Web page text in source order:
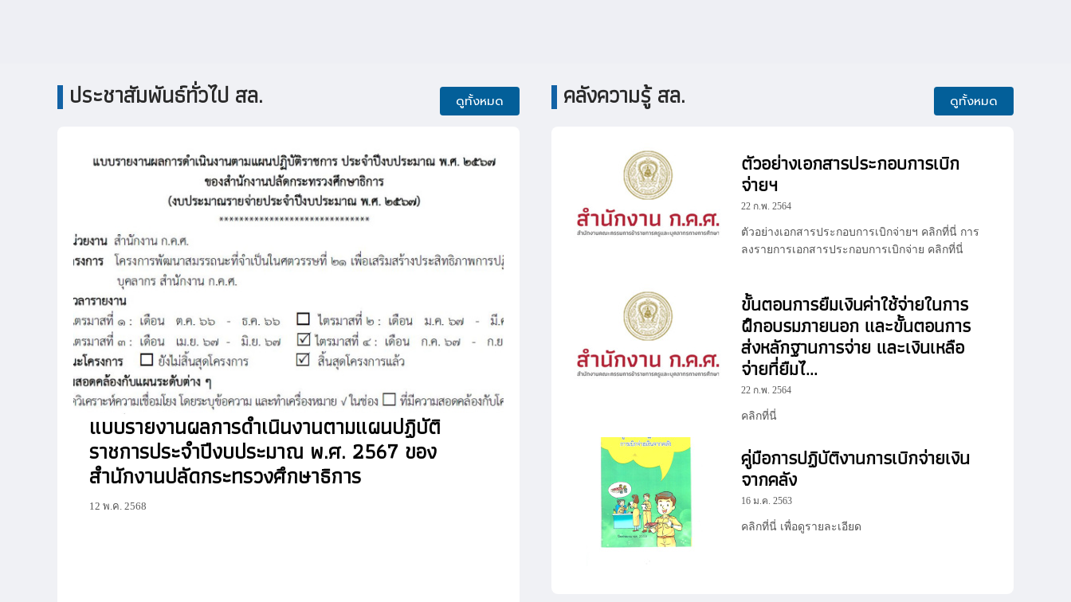
ประชาสัมพันธ์ทั่วไป สล.
แบบรายงานผลการดำเนินงานตามแผนปฏิบัติ
ราชการประจำปีงบประมาณ พ.ศ. 2567 ของ
สำนักงานปลัดกระทรวงศึกษาธิการ
12 พ.ค. 2568
ดูทั้งหมด คลังความรู้ สล.
ตัวอย่างเอกสารประกอบการเบิก
จ่ายฯ
22 ก.พ. 2564
ตัวอย่างเอกสารประกอบการเบิกจ่ายฯ คลิกที่นี่ การ
ลงรายการเอกสารประกอบการเบิกจ่าย คลิกที่นี่
ขั้นตอนการยืมเงินค่าใช้จ่ายในการ
ฝึกอบรมภายนอก และขั้นตอนการ
ส่งหลักฐานการจ่าย และเงินเหลือ
จ่ายที่ยืมไ...
22 ก.พ. 2564
คลิกที่นี่
คู่มือการปฏิบัติงานการเบิกจ่ายเงิน
จากคลัง
16 ม.ค. 2563
คลิกที่นี่ เพื่อดูรายละเอียด
ดูทั้งหมด